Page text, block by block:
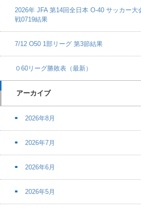
2026年 JFA 第14回全日本 O-40 サッカー大
戦0719結果
7/12 O50 1部リーグ 第3節結果
０60リーグ勝敗表（最新）
アーカイブ
2026年8月
2026年7月
2026年6月
2026年5月